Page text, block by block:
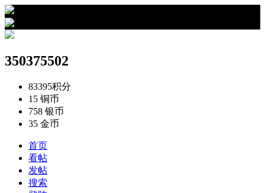
350375502
83395积分
15 铜币
758 银币
35 金币
首页
看帖
发帖
搜索